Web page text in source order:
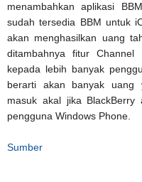
menambahkan aplikasi
sudah tersedia BBM untuk
akan menghasilkan uang
ditambahnya fitur Channel
kepada lebih banyak
berarti akan banyak uang
masuk akal jika BlackBerry
pengguna Windows Phone.
Sumber